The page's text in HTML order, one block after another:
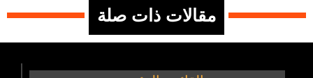
مقالات ذات صلة